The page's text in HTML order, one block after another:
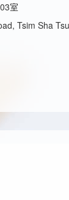
室
Tsim Sha